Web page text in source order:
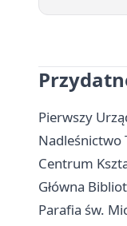
Pierwszy
Nadleśnictwo
Centrum
Główna
Parafia św.